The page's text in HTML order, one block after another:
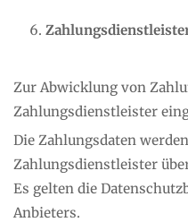
Zur Abwicklung von
Zahlungsdienstleister
Die Zahlungsdaten
Zahlungsdienstleister
Es gelten die
Anbieters.